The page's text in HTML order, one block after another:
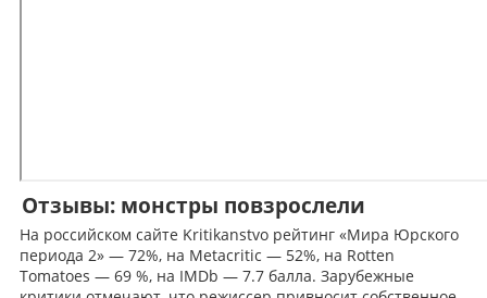
Отзывы: монстры повзрослели
На российском сайте Kritikanstvo рейтинг «Мира Юрского
периода 2» — 72%, на Metacritic — 52%, на Rotten
Tomatoes — 69 %, на IMDb — 7.7 балла. Зарубежные